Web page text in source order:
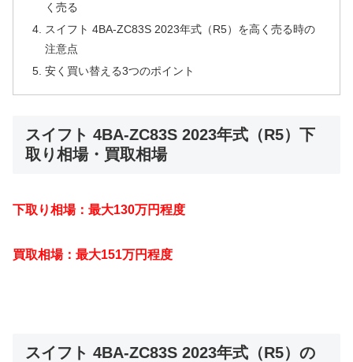
く売る
スイフト 4BA-ZC83S 2023年式（R5）を高く売る時の
注意点
安く買い替える3つのポイント
スイフト 4BA-ZC83S 2023年式（R5）下
取り相場・買取相場
下取り相場：最大130万円程度
買取相場：最大151万円程度
スイフト 4BA-ZC83S 2023年式（R5）の